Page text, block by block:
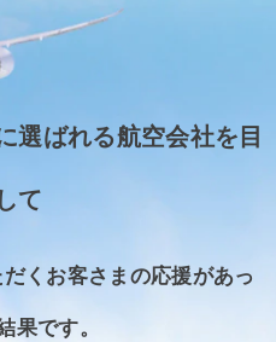
選ばれる航空会社を目
て
くお客さまの応援があっ
果です。